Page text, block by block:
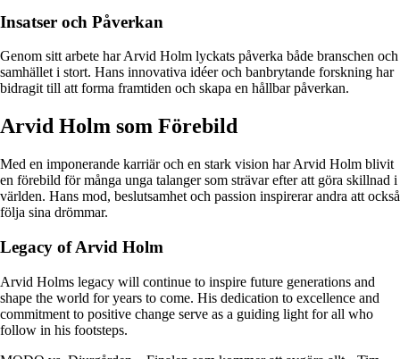
Insatser och Påverkan
Genom sitt arbete har Arvid Holm lyckats påverka både branschen och
samhället i stort. Hans innovativa idéer och banbrytande forskning har
bidragit till att forma framtiden och skapa en hållbar påverkan.
Arvid Holm som Förebild
Med en imponerande karriär och en stark vision har Arvid Holm blivit
en förebild för många unga talanger som strävar efter att göra skillnad i
världen. Hans mod, beslutsamhet och passion inspirerar andra att också
följa sina drömmar.
Legacy of Arvid Holm
Arvid Holms legacy will continue to inspire future generations and
shape the world for years to come. His dedication to excellence and
commitment to positive change serve as a guiding light for all who
follow in his footsteps.